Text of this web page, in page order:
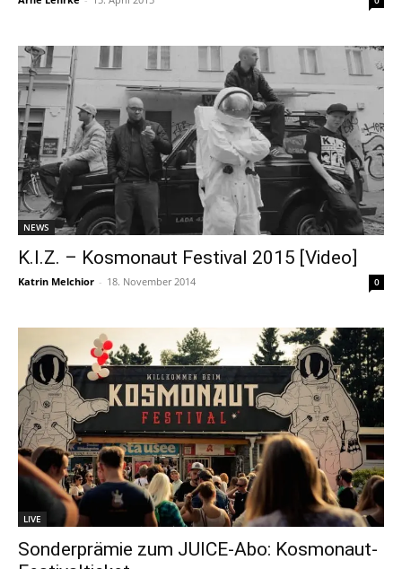
NEWS
K.I.Z. – Kosmonaut Festival 2015 [Video]
Katrin Melchior - 18. November 2014 0
LIVE
Sonderprämie zum JUICE-Abo: Kosmonaut-